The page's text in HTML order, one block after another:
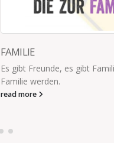
FAMILIE
Es gibt Freunde, es gibt
Familie werden.
read more